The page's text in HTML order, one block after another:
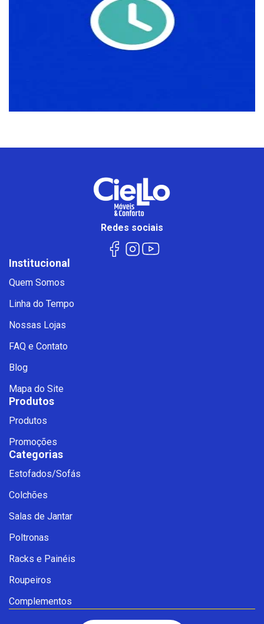
Redes sociais
Institucional
Quem Somos
Linha do Tempo
Nossas Lojas
FAQ e Contato
Blog
Mapa do Site
Produtos
Produtos
Promoções
Categorias
Estofados/Sofás
Colchões
Salas de Jantar
Poltronas
Racks e Painéis
Roupeiros
Complementos